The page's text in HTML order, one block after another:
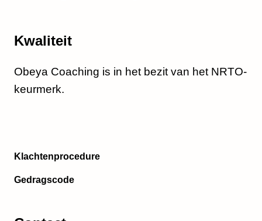
Kwaliteit
Obeya Coaching is in het bezit van het NRTO-
keurmerk.
Klachtenprocedure
Gedragscode